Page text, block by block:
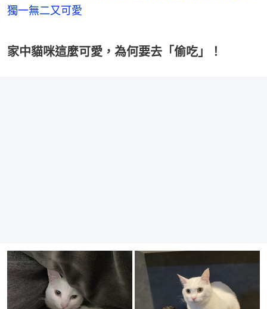
獨一無二又可愛
家中貓咪這麼可愛，為何要去「偷吃」！